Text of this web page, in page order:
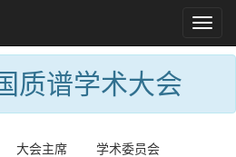
质谱学术大会
Toggle
大会主席 学术委员会